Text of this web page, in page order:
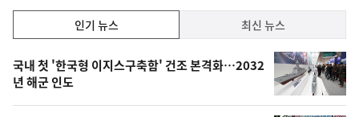
기,
최
신,
인기 뉴스 최신 뉴스
기
뉴
스
국내 첫 '한국형 이지스구축함' 건조 본격화…2032
년 해군 인도